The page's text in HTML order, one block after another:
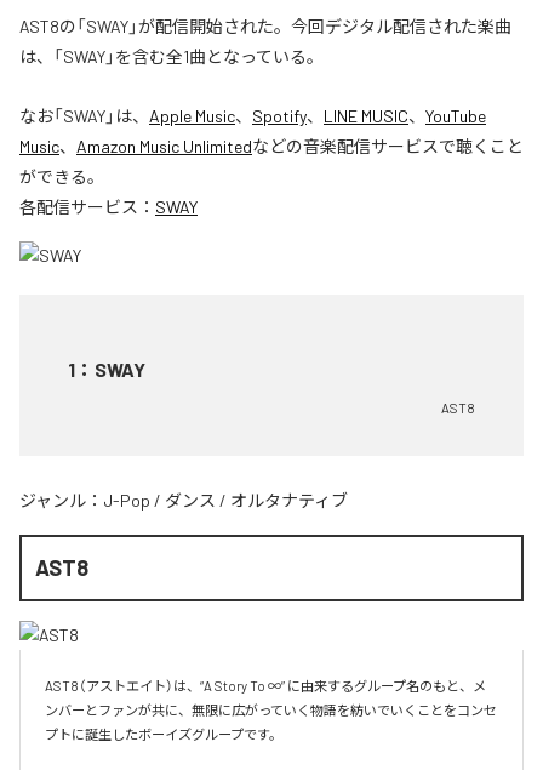
AST8の「SWAY」が配信開始された。今回デジタル配信された楽曲
は、「SWAY」を含む全1曲となっている。
なお「SWAY」は、 Apple Music、 Spotify、 LINE MUSIC、 YouTube
Music、 Amazon Music Unlimitedなどの音楽配信サービスで聴くこと
ができる。
各配信サービス： SWAY
1 ： SWAY
AST8
ジャンル： J-Pop / ダンス / オルタナティブ
AST8
AST8（アストエイト）は、“A Story To ∞” に由来するグループ名のもと、メ
ンバーとファンが共に、無限に広がっていく物語を紡いでいくことをコンセ
プトに誕生したボーイズグループです。